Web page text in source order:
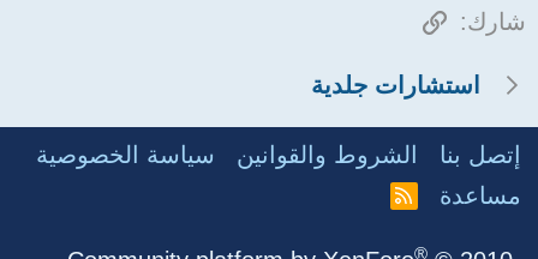
شارك: الرابط
استشارات جلدية
إتصل بنا الشروط والقوانين
سياسة الخصوصية
مساعدة
R
®